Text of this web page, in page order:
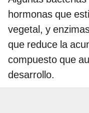
hormonas que
vegetal, y
que reduce la
compuesto que
desarrollo.